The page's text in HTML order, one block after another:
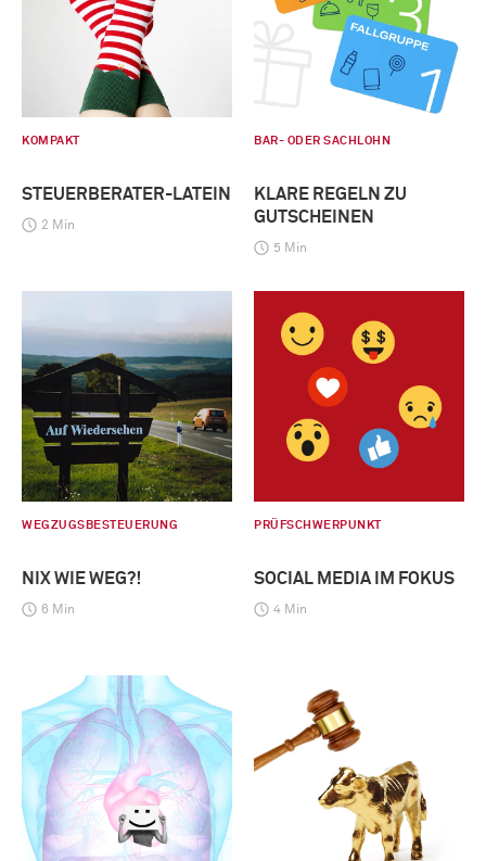
KOMPAKT
STEUERBERATER-LATEIN
2 Min
BAR- ODER SACHLOHN
KLARE REGELN ZU
GUTSCHEINEN
5 Min
WEGZUGSBESTEUERUNG
NIX WIE WEG?!
6 Min
PRÜFSCHWERPUNKT
SOCIAL MEDIA IM FOKUS
4 Min